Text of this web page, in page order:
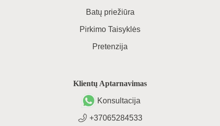
Batų priežiūra
Pirkimo Taisyklės
Pretenzija
Klientų Aptarnavimas
Konsultacija
+37065284533